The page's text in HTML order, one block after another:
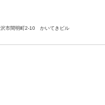
市間明町2-10 かいてきビル